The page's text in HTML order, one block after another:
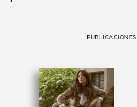
PUBLICACIONES